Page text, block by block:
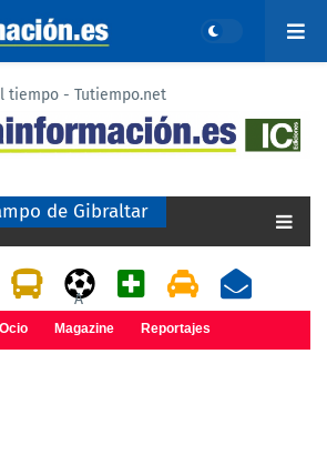
tiempo - Tutiempo.net
de Gibraltar
A
Ocio Magazine Reportajes